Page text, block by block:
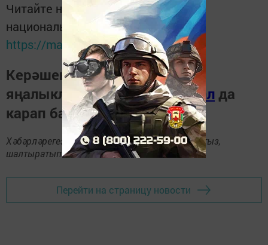
Читайте новости Татарстана в
национальном мессенджере MАХ:
https://max.ru/tatmedia
Керәшен дөньясындагы
яңалыкларныТелеграм-канал да
карап барыгыз.
Хәбәрләрегезне89172509795номерына языгыз,
шалтыратып әйтегез.
Перейти на страницу новости